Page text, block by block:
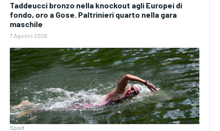
Taddeucci bronzo nella knockout agli Europei di
fondo, oro a Gose. Paltrinieri quarto nella gara
maschile
7 Agosto 2026
Sport